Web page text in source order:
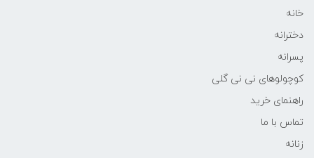
خانه
دخترانه
پسرانه
کوچولوهای نی نی گلی
راهنمای خرید
تماس با ما
زنانه